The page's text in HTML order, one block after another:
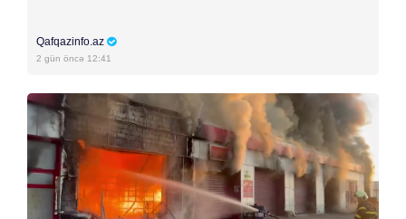
Qafqazinfo.az
2 gün öncə 12:41